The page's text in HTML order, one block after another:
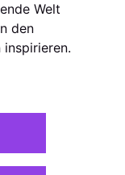
Welt
den
inspirieren.